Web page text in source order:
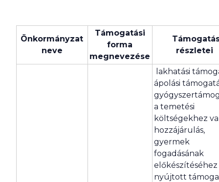
Önkormányzat
neve
Támogatási
forma
megnevezése
részletei
lakhatási
ápolási
a temetési
költségekhez
hozzájárulás,
gyermek
fogadásának
előkészítéséhez
nyújtott